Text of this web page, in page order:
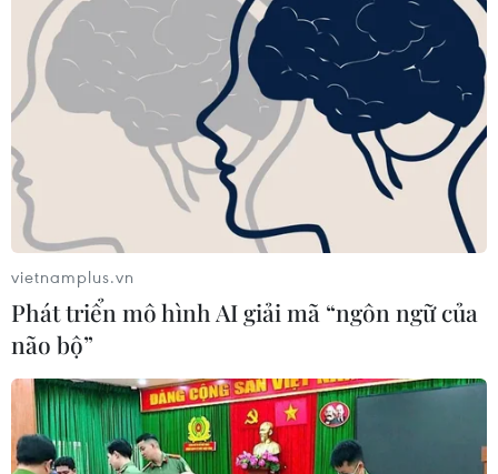
vietnamplus.vn
Phát triển mô hình AI giải mã “ngôn ngữ của
não bộ”